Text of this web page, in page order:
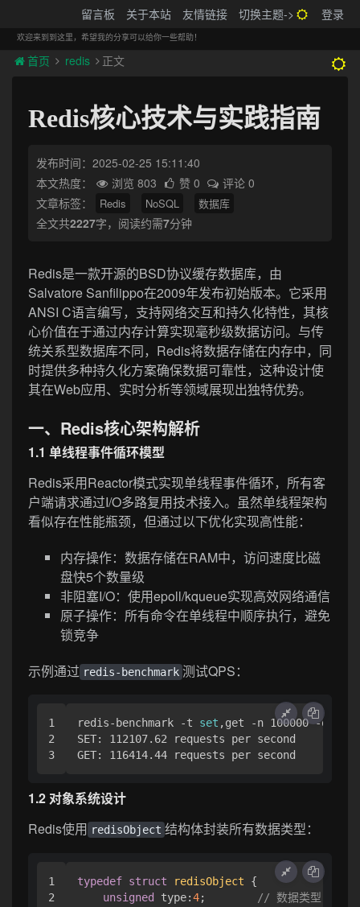
留言板 关于本站 友情链接 切换主题-> 登录
欢迎来到到这里，希望我的分享可以给你一些帮助！
首页 redis 正文
Redis核心技术与实践指南
发布时间：2025-02-25 15:11:40
本文热度：
浏览 803 赞 0
评论 0
文章标签：
Redis NoSQL 数据库
全文共2227字，阅读约需7分钟
Redis是一款开源的BSD协议缓存数据库，由
Salvatore Sanfilippo在2009年发布初始版本。它采用
ANSI C语言编写，支持网络交互和持久化特性，其核
心价值在于通过内存计算实现毫秒级数据访问。与传
统关系型数据库不同，Redis将数据存储在内存中，同
时提供多种持久化方案确保数据可靠性，这种设计使
其在Web应用、实时分析等领域展现出独特优势。
一、Redis核心架构解析
1.1 单线程事件循环模型
Redis采用Reactor模式实现单线程事件循环，所有客
户端请求通过I/O多路复用技术接入。虽然单线程架构
看似存在性能瓶颈，但通过以下优化实现高性能：
内存操作：数据存储在RAM中，访问速度比磁
盘快5个数量级
非阻塞I/O：使用epoll/kqueue实现高效网络通信
原子操作：所有命令在单线程中顺序执行，避免
锁竞争
示例通过 redis-benchmark 测试QPS：
1
2
redis-benchmark -t set ,get -n 100000 -q
SET: 112107.62 requests per second
1.2 对象系统设计
Redis使用 redisObject 结构体封装所有数据类型：
1
2
typedef struct redisObject {
unsigned
type:4;
// 数据类型（